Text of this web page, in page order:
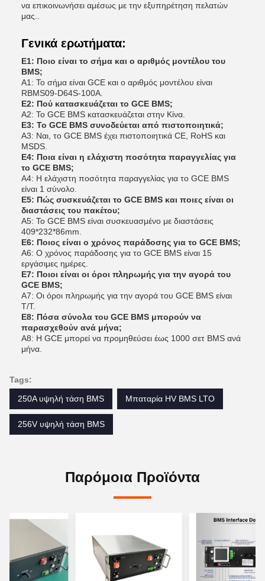
να επικοινωνήσει αμέσως με την εξυπηρέτηση πελατών
μας..
Γενικά ερωτήματα:
Ε1: Ποιο είναι το σήμα και ο αριθμός μοντέλου του
BMS;
Α1: Το σήμα είναι GCE και ο αριθμός μοντέλου είναι
RBMS09-D64S-100A.
Ε2: Πού κατασκευάζεται το GCE BMS;
Α2: Το GCE BMS κατασκευάζεται στην Κίνα.
Ε3: Το GCE BMS συνοδεύεται από πιστοποιητικά;
Α3: Ναι, το GCE BMS έχει πιστοποιητικά CE, RoHS και
MSDS.
Ε4: Ποια είναι η ελάχιστη ποσότητα παραγγελίας για
το GCE BMS;
Α4: Η ελάχιστη ποσότητα παραγγελίας για το GCE BMS
είναι 1 σύνολο.
Ε5: Πώς συσκευάζεται το GCE BMS και ποιες είναι οι
διαστάσεις του πακέτου;
Α5: Το GCE BMS είναι συσκευασμένο με διαστάσεις
409*232*86mm.
Ε6: Ποιος είναι ο χρόνος παράδοσης για το GCE BMS;
Α6: Ο χρόνος παράδοσης για το GCE BMS είναι 15
εργάσιμες ημέρες.
Ε7: Ποιοι είναι οι όροι πληρωμής για την αγορά του
GCE BMS;
Α7: Οι όροι πληρωμής για την αγορά του GCE BMS είναι
T/T.
Ε8: Πόσα σύνολα του GCE BMS μπορούν να
παρασχεθούν ανά μήνα;
Α8: Η GCE μπορεί να προμηθεύσει έως 1000 σετ BMS ανά
μήνα.
Tags:
250A υψηλή τάση BMS
Μπαταρία HV BMS LTO
256V υψηλή τάση BMS
Παρόμοια Προϊόντα